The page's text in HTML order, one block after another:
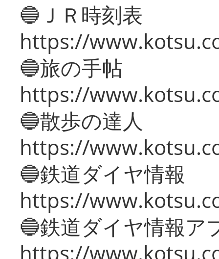
🔵ＪＲ時刻表
https://
🔵旅の手帖
https://
🔵散歩の達人
https://
🔵鉄道ダイヤ情報
https://
🔵鉄道ダイヤ情報ア
https://